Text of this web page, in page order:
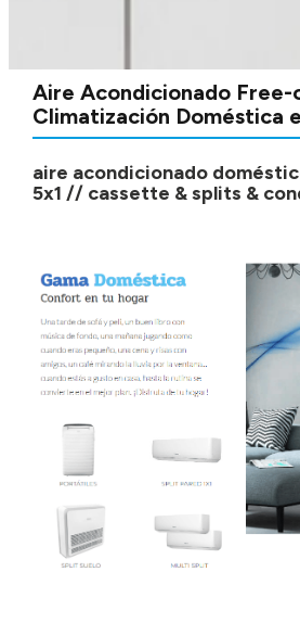
Aire Acondicionado
Climatización Doméstica
aire acondicionado
5x1 // cassette & splits &